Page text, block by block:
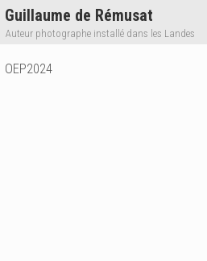
Guillaume de Rémusat
Auteur photographe installé dans les Landes
OEP2024